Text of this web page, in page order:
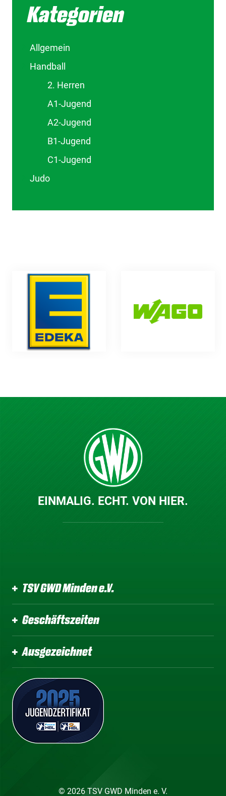
Kategorien
Allgemein
Handball
2. Herren
A1-Jugend
A2-Jugend
B1-Jugend
C1-Jugend
Judo
EINMALIG. ECHT. VON HIER.
TSV GWD Minden e.V.
Geschäftszeiten
Ausgezeichnet
© 2026 TSV GWD Minden e. V.